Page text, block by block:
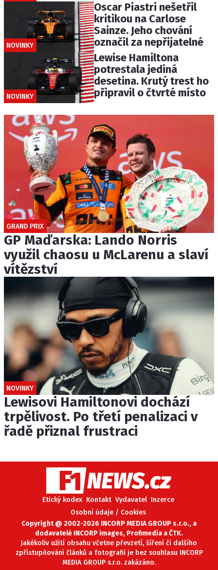
NOVINKY
Oscar Piastri nešetřil
kritikou na Carlose
Sainze. Jeho chování
označil za nepřijatelné
NOVINKY
Lewise Hamiltona
potrestala jediná
desetina. Krutý trest ho
připravil o čtvrté místo
GRAND PRIX
GP Maďarska: Lando Norris
využil chaosu u McLarenu a slaví
vítězství
NOVINKY
Lewisovi Hamiltonovi dochází
trpělivost. Po třetí penalizaci v
řadě přiznal frustraci
Etický kodex Kontakt Vydavatel Inzerce
Osobní údaje / Cookies
Copyright @ 2002-2026 INCORP MEDIA GROUP s.r.o., a
dodavatelé INCORP images, Profimedia a ČTK.
Jakékoliv užití obsahu včetne převzetí, šíření či dalšího
zpřístupňování článků a fotografií je bez souhlasu INCORP
MEDIA GROUP s.r.o. zakázáno.